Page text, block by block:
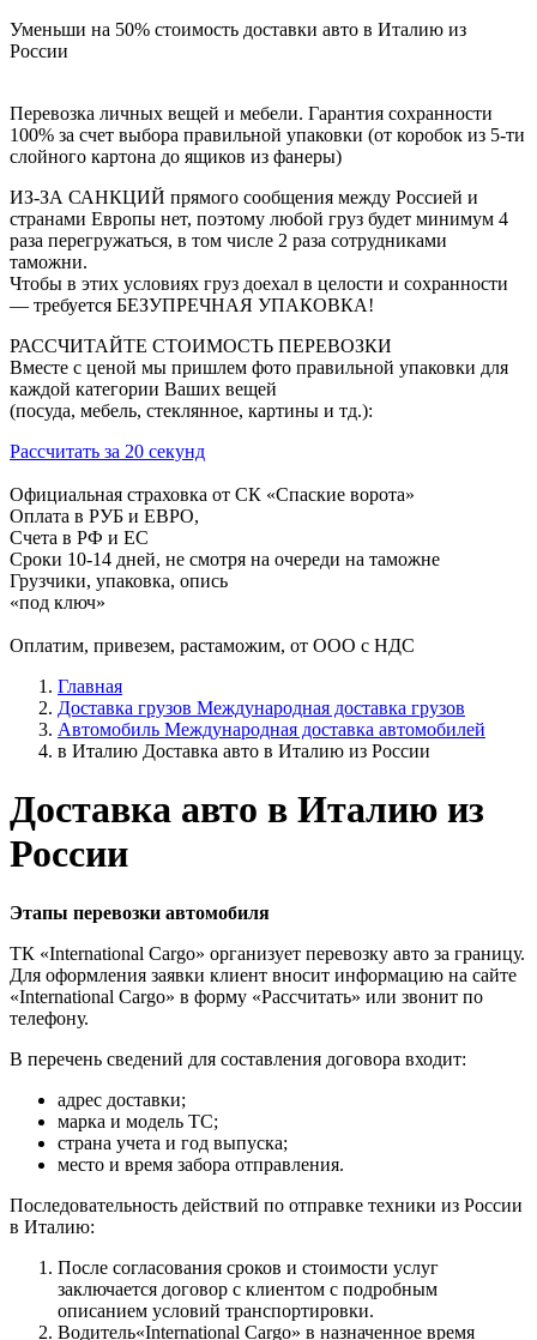
Уменьши на 50% стоимость доставки авто в Италию из
России
Перевозка личных вещей и мебели. Гарантия сохранности
100% за счет выбора правильной упаковки (от коробок из 5-ти
слойного картона до ящиков из фанеры)
ИЗ-ЗА САНКЦИЙ прямого сообщения между Россией и
странами Европы нет, поэтому любой груз будет минимум 4
раза перегружаться, в том числе 2 раза сотрудниками
таможни.
Чтобы в этих условиях груз доехал в целости и сохранности
— требуется БЕЗУПРЕЧНАЯ УПАКОВКА!
РАССЧИТАЙТЕ СТОИМОСТЬ ПЕРЕВОЗКИ
Вместе с ценой мы пришлем фото правильной упаковки для
каждой категории Ваших вещей
(посуда, мебель, стеклянное, картины и тд.):
Рассчитать за 20 секунд
Официальная страховка от СК «Спаские ворота»
Оплата в РУБ и ЕВРО,
Счета в РФ и ЕС
Сроки 10-14 дней, не смотря на очереди на таможне
Грузчики, упаковка, опись
«под ключ»
Оплатим, привезем, растаможим, от ООО с НДС
Главная
Доставка грузов Международная доставка грузов
Автомобиль Международная доставка автомобилей
в Италию Доставка авто в Италию из России
Доставка авто в Италию из
России
Этапы перевозки автомобиля
ТК «International Cargo» организует перевозку авто за границу.
Для оформления заявки клиент вносит информацию на сайте
«International Cargo» в форму «Рассчитать» или звонит по
телефону.
В перечень сведений для составления договора входит:
адрес доставки;
марка и модель ТС;
страна учета и год выпуска;
место и время забора отправления.
Последовательность действий по отправке техники из России
в Италию:
После согласования сроков и стоимости услуг
заключается договор с клиентом с подробным
описанием условий транспортировки.
Водитель«International Cargo» в назначенное время